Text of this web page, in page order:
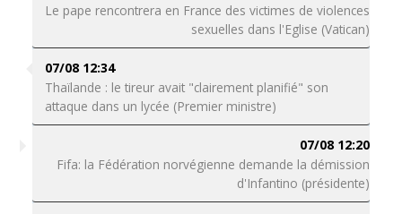
Le pape rencontrera en France des victimes de violences
sexuelles dans l'Eglise (Vatican)
07/08 12:34
Thaïlande : le tireur avait "clairement planifié" son
attaque dans un lycée (Premier ministre)
07/08 12:20
Fifa: la Fédération norvégienne demande la démission
d'Infantino (présidente)